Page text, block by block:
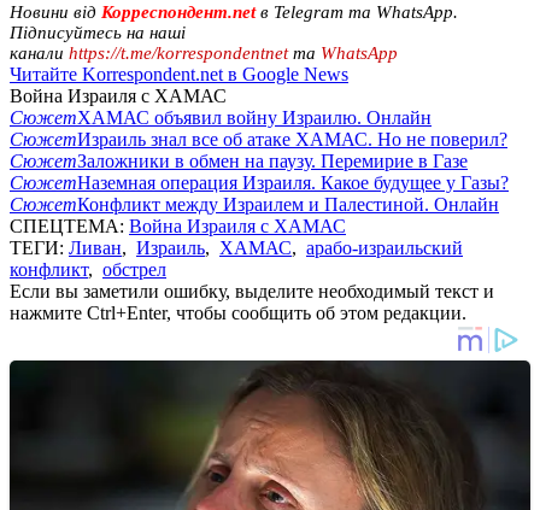
Новини від Корреспондент.netв Telegram та WhatsApp.
Підписуйтесь на наші
канали https://t.me/korrespondentnetта WhatsApp
Читайте Korrespondent.net в Google News
Война Израиля с ХАМАС
СюжетХАМАС объявил войну Израилю. Онлайн
СюжетИзраиль знал все об атаке ХАМАС. Но не поверил?
СюжетЗаложники в обмен на паузу. Перемирие в Газе
СюжетНаземная операция Израиля. Какое будущее у Газы?
СюжетКонфликт между Израилем и Палестиной. Онлайн
СПЕЦТЕМА: Война Израиля с ХАМАС
ТЕГИ: Ливан, Израиль, ХАМАС, арабо-израильский
конфликт, обстрел
Если вы заметили ошибку, выделите необходимый текст и
нажмите Ctrl+Enter, чтобы сообщить об этом редакции.